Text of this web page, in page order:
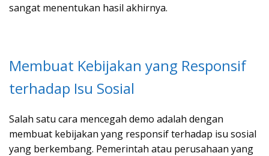
sangat menentukan hasil akhirnya.
Membuat Kebijakan yang Responsif
terhadap Isu Sosial
Salah satu cara mencegah demo adalah dengan
membuat kebijakan yang responsif terhadap isu sosial
yang berkembang. Pemerintah atau perusahaan yang